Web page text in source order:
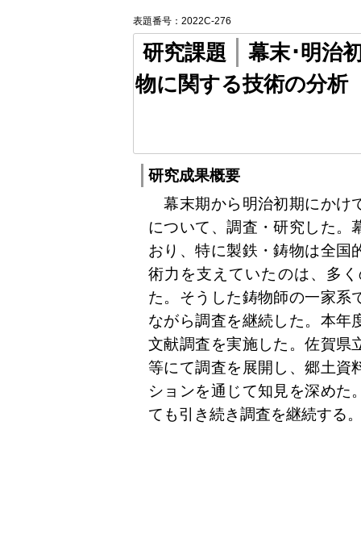
表題番号：2022C-276
研究課題
幕末･明治
物に関する技術の分析
研究成果概要
幕末期から明治初期にかけ
について、調査・研究した。
おり、特に製鉄・鋳物は全国
術力を支えていたのは、多
た。そうした鋳物師の一家系
ながら調査を継続した。本年
文献調査を実施した。佐賀県
等にて調査を展開し、郷土資
ションを通じて知見を深めた
ても引き続き調査を継続する